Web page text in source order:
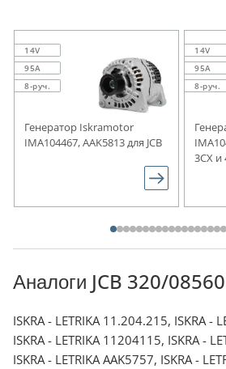
14V
95A
8-руч.
Генератор Iskramotor
IMA104467, AAK5813 для JCB
14V
95A
8-руч.
3CX и
Аналоги JCB 320/08560
ISKRA - LETRIKA 11.204.215, ISKRA -
ISKRA - LETRIKA 11204115, ISKRA -
ISKRA - LETRIKA AAK5757, ISKRA -